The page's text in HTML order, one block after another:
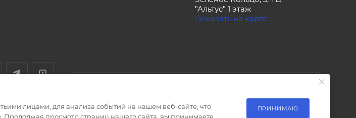
"Альтус" 1 этаж
Показать на карте
лицами, для анализа событий на нашем веб-сайте, что
ПРИНИМАЮ